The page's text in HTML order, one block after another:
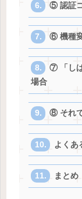
⑤ 認証
⑥ 機種
⑦ 「し
場合
⑧ それ
よくあ
まとめ